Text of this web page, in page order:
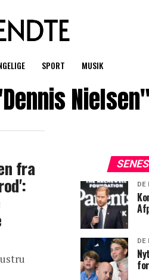
SPORT MUSIK
fra
DE
DE